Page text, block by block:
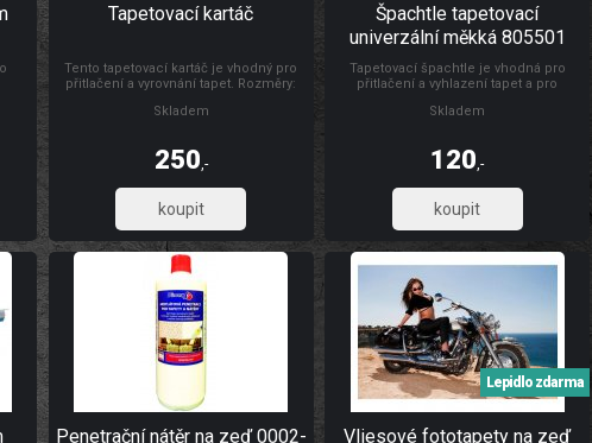
Tapetovací kartáč
Tento tapetovací kartáč je vhodný pro
přitlačení a vyrovnání tapet. Rozměry:
Skladem
250 ,-
206,61
Špachtle tapetovací
univerzální měkká 805501
Tapetovací špachtle je vhodná pro
přitlačení a vyhlazení tapet a pro
folií, s drážkou pro odříznutí tapet ve
Skladem
120 ,-
99,17
Penetrační nátěr na zeď 0002-
Vliesové fototapety na zeď
Lepidlo zdarma